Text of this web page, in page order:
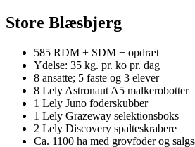
Store Blæsbjerg
585 RDM + SDM + opdræt
Ydelse: 35 kg. pr. ko pr. dag
8 ansatte; 5 faste og 3 elever
8 Lely Astronaut A5 malkerobotter
1 Lely Juno foderskubber
1 Lely Grazeway selektionsboks
2 Lely Discovery spalteskrabere
Ca. 1100 ha med grovfoder og